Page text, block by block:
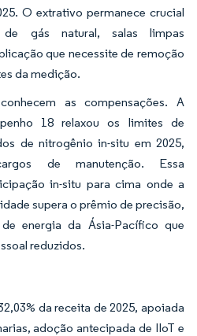
O extrativo permanece crucial
gás natural, salas limpas
que necessite de remoção
da medição.
as compensações. A
18 relaxou os limites de
de nitrogênio in-situ em 2025,
de manutenção. Essa
in-situ para cima onde a
supera o prêmio de precisão,
energia da Ásia-Pacífico que
reduzidos.
da receita de 2025, apoiada
adoção antecipada de IIoT e